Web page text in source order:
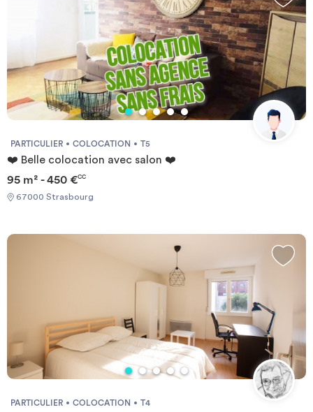
Gare centrale et le musée d'art moderne, proche du cœur de la
ville et de l'hôpital civil. Tramway ligne A/D : arrêt Gare centrale
Tramway ligne B/C/F : arrêt Faubourg national Transmettez-nous
vos dossiers complets !
PARTICULIER COLOCATION T5
❤️ Belle colocation avec salon ❤️
95 m² - 450 €CC
67000 Strasbourg
PARTICULIER COLOCATION T4